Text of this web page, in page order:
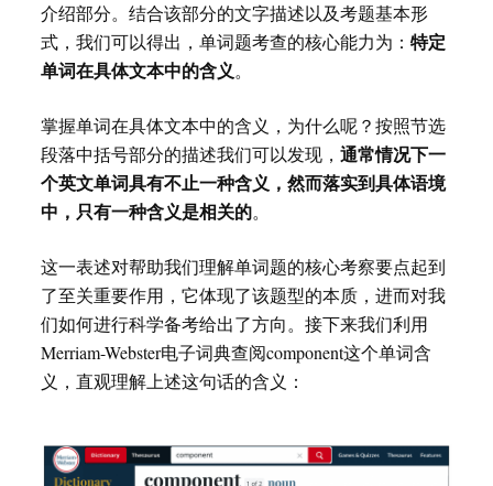
介绍部分。结合该部分的文字描述以及考题基本形
式，我们可以得出，单词题考查的核心能力为： 特定
单词在具体文本中的含义。
掌握单词在具体文本中的含义，为什么呢？按照节选
段落中括号部分的描述我们可以发现， 通常情况下一
个英文单词具有不止一种含义，然而落实到具体语境
中，只有一种含义是相关的。
这一表述对帮助我们理解单词题的核心考察要点起到
了至关重要作用，它体现了该题型的本质，进而对我
们如何进行科学备考给出了方向。接下来我们利用
Merriam-Webster电子词典查阅component这个单词含
义，直观理解上述这句话的含义：